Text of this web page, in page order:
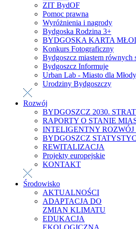
ZIT BydOF
Pomoc prawna
Wyróżnienia i nagrody
Bydgoska Rodzina 3+
BYDGOSKA KARTA
Konkurs Fotograficzny
Bydgoszcz miastem równych
Bydgoszcz Informuje
Urban Lab - Miasto dla
Urodziny Bydgoszczy
Rozwój
BYDGOSZCZ 2030.
RAPORTY O STANIE
INTELIGENTNY ROZWÓJ
BYDGOSZCZ
REWITALIZACJA
Projekty europejskie
KONTAKT
Środowisko
AKTUALNOŚCI
ADAPTACJA DO
ZMIAN KLIMATU
EDUKACJA